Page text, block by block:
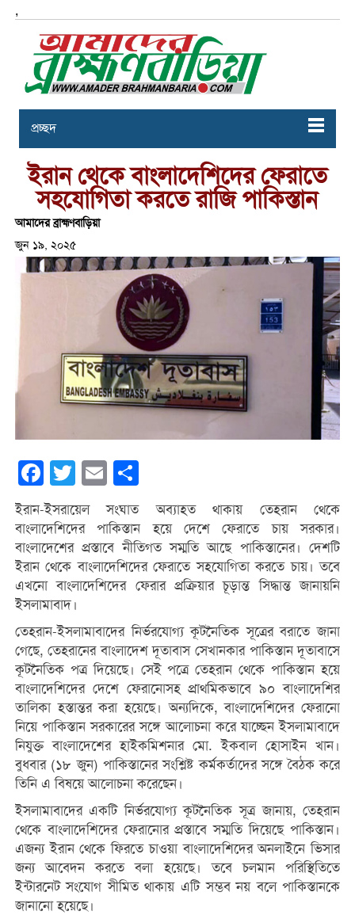
,
প্রচ্ছদ
ইরান থেকে বাংলাদেশিদের ফেরাতে
সহযোগিতা করতে রাজি পাকিস্তান
আমাদের ব্রাহ্মণবাড়িয়া
জুন ১৯, ২০২৫
Facebook
Twitter Email
ইরান-ইসরায়েল সংঘাত অব্যাহত থাকায় তেহরান থেকে
বাংলাদেশিদের পাকিস্তান হয়ে দেশে ফেরাতে চায় সরকার।
বাংলাদেশের প্রস্তাবে নীতিগত সম্মতি আছে পাকিস্তানের। দেশটি
ইরান থেকে বাংলাদেশিদের ফেরাতে সহযোগিতা করতে চায়। তবে
এখনো বাংলাদেশিদের ফেরার প্রক্রিয়ার চূড়ান্ত সিদ্ধান্ত জানায়নি
ইসলামাবাদ।
তেহরান-ইসলামাবাদের নির্ভরযোগ্য কূটনৈতিক সূত্রের বরাতে জানা
গেছে, তেহরানের বাংলাদেশ দূতাবাস সেখানকার পাকিস্তান দূতাবাসে
কূটনৈতিক পত্র দিয়েছে। সেই পত্রে তেহরান থেকে পাকিস্তান হয়ে
বাংলাদেশিদের দেশে ফেরানোসহ প্রাথমিকভাবে ৯০ বাংলাদেশির
তালিকা হস্তান্তর করা হয়েছে। অন্যদিকে, বাংলাদেশিদের ফেরানো
নিয়ে পাকিস্তান সরকারের সঙ্গে আলোচনা করে যাচ্ছেন ইসলামাবাদে
নিযুক্ত বাংলাদেশের হাইকমিশনার মো. ইকবাল হোসাইন খান।
বুধবার (১৮ জুন) পাকিস্তানের সংশ্লিষ্ট কর্মকর্তাদের সঙ্গে বৈঠক করে
তিনি এ বিষয়ে আলোচনা করেছেন।
ইসলামাবাদের একটি নির্ভরযোগ্য কূটনৈতিক সূত্র জানায়, তেহরান
থেকে বাংলাদেশিদের ফেরানোর প্রস্তাবে সম্মতি দিয়েছে পাকিস্তান।
এজন্য ইরান থেকে ফিরতে চাওয়া বাংলাদেশিদের অনলাইনে ভিসার
জন্য আবেদন করতে বলা হয়েছে। তবে চলমান পরিস্থিতিতে
ইন্টারনেট সংযোগ সীমিত থাকায় এটি সম্ভব নয় বলে পাকিস্তানকে
জানানো হয়েছে।